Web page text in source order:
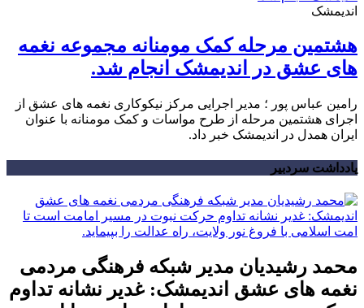
اندیمشک
هشتمین مرحله کمک مومنانه مجموعه نغمه
های عشق در اندیمشک انجام شد.
رامین عباس پور ؛ مدیر اجرایی مرکز نیکوکاری نغمه های عشق از
اجرای هشتمین مرحله از طرح مواسات و کمک مومنانه با عنوان
ایران همدل در اندیمشک خبر داد.
یادداشت سردبیر
محمد رشیدیان مدیر شبکه فرهنگی مردمی
نغمه های عشق اندیمشک: غدیر نشانه تداوم